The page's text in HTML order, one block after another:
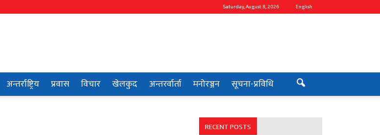
Saturday, August 8, 2026 English
अन्तर्राष्ट्रिय प्रवास विचार खेलकुद अन्तरर्वार्ता मनोरञ्जन सूचना-प्रविधि
RECENT POSTS